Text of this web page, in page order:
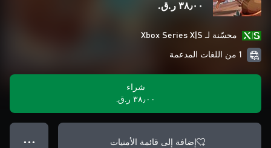
٣٨٫٠٠ ر.ق.‏
محسّنة لـ Xbox Series X|S
1 من اللغات المدعمة
شراء
٣٨٫٠٠ ر.ق.‏
إضافة إلى قائمة الأمنيات ● ● ●